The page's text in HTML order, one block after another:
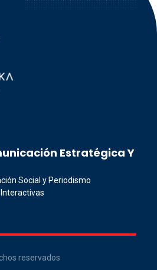
Estratégica Y
Social y Periodismo
reservados